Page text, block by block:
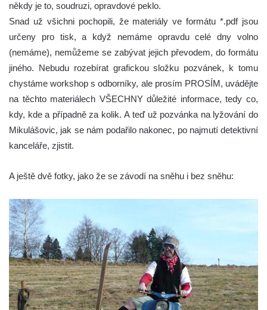
někdy je to, soudruzi, opravdové peklo.
Snad už všichni pochopili, že materiály ve formátu *.pdf jsou
určeny pro tisk, a když nemáme opravdu celé dny volno
(nemáme), nemůžeme se zabývat jejich převodem, do formátu
jiného. Nebudu rozebírat grafickou složku pozvánek, k tomu
chystáme workshop s odborníky, ale prosím PROSÍM, uvádějte
na těchto materiálech VŠECHNY důležité informace, tedy co,
kdy, kde a případně za kolik. A teď už pozvánka na lyžování do
Mikulášovic, jak se nám podařilo nakonec, po najmutí detektivní
kanceláře, zjistit.
A ještě dvě fotky, jako že se závodí na sněhu i bez sněhu: